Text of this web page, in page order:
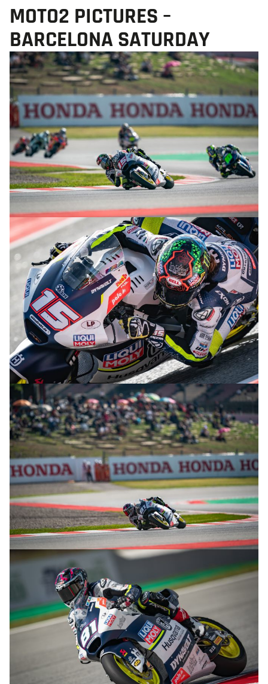
MOTO2 PICTURES –
BARCELONA SATURDAY
© R.Lekl & S.Wobser
© R.Lekl & S.Wobser
© R.Lekl & S.Wobser